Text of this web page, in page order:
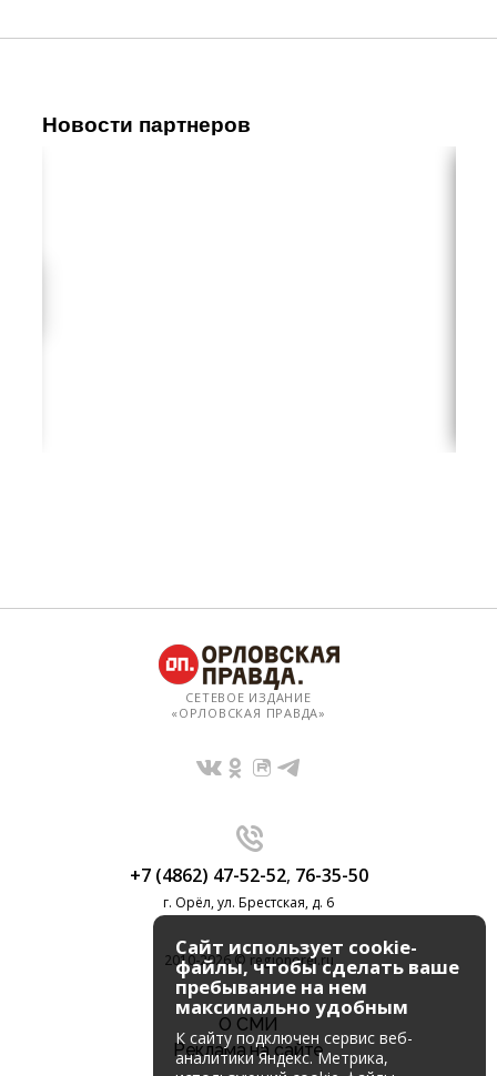
Новости партнеров
СЕТЕВОЕ ИЗДАНИЕ
«ОРЛОВСКАЯ ПРАВДА»
+7 (4862) 47-52-52, 76-35-50
г. Орёл, ул. Брестская, д. 6
2010-2026 © regionorel.ru
О СМИ
Реклама на сайте
Сайт использует cookie-
файлы, чтобы сделать ваше
пребывание на нем
максимально удобным
К cайту подключен сервис веб-
аналитики Яндекс. Метрика,